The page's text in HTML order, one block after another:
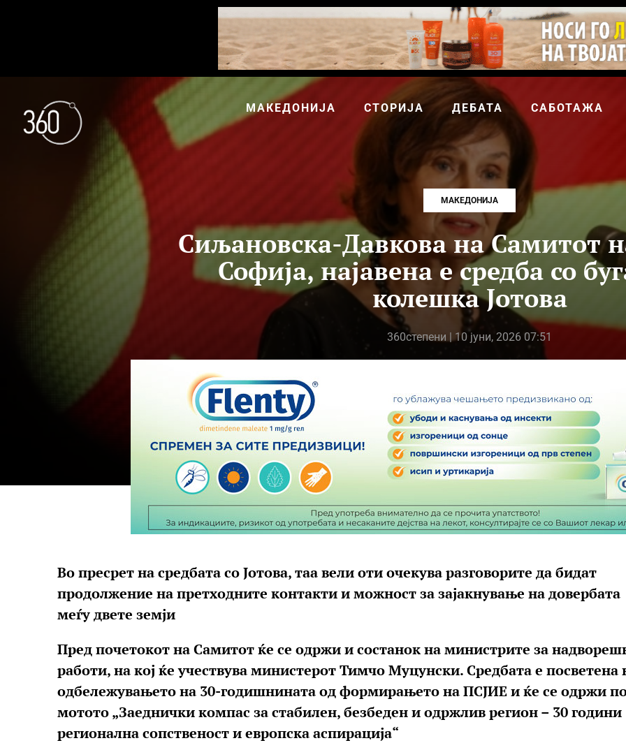
МАКЕДОНИЈА СТОРИЈА ДЕБАТА САБОТАЖА
МАКЕДОНИЈА
Сиљановска-Давкова на Самитот
Софија, најавена е средба со
колешка Јотова
360степени | 10 јуни, 2026 07:51
Во пресрет на средбата со Јотова, таа вели оти очекува разговорите да бидат
продолжение на претходните контакти и можност за зајакнување на довербата
меѓу двете земји
Пред почетокот на Самитот ќе се одржи и состанок на министрите за
работи, на кој ќе учествува министерот Тимчо Муцунски. Средбата е посветена
одбележувањето на 30-годишнината од формирањето на ПСЈИЕ и ќе се одржи
мотото „Заеднички компас за стабилен, безбеден и одржлив регион – 30 години
регионална сопственост и европска аспирација“